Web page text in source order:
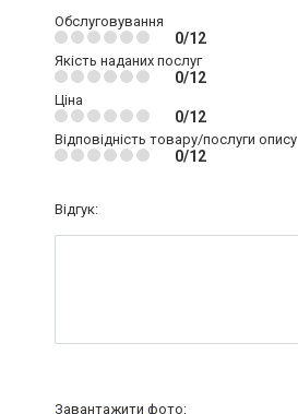
Обслуговування
0/12
Якість наданих послуг
0/12
Ціна
0/12
Відповідність товару/послуги опису
0/12
Відгук:
Завантажити фото: